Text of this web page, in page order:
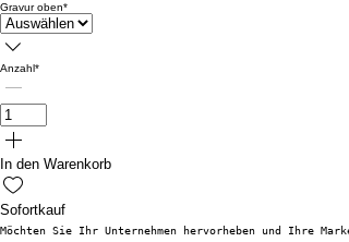
Gravur oben*
Anzahl*
In den Warenkorb
Sofortkauf
Möchten Sie Ihr Unternehmen hervorheben und Ihre